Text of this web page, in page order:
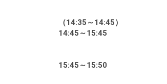
（14:35～14:45）
14:45～15:45
15:45～15:50